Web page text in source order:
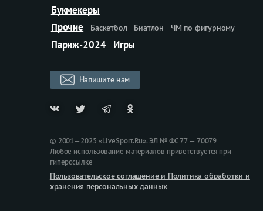
Букмекеры
Прочие
Баскетбол Биатлон ЧМ по фигурному
Париж-2024 Игры
Напишите нам
© 2001—2025 «LiveSport.Ru». ЭЛ № ФС 77 — 70079
Любое использование материалов приветствуется при
гиперссылке
Пользовательское соглашение и Политика обработки и
хранения персональных данных